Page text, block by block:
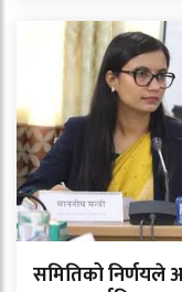
समितिको निर्णयले